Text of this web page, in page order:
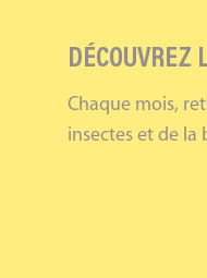
DÉCOUVREZ
Chaque mois,
insectes et de la